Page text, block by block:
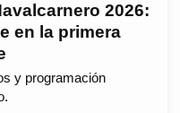
2026:
en la primera
y programación